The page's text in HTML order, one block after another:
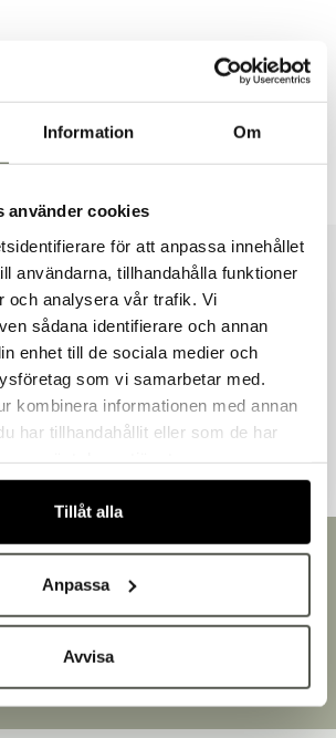
Information Om
använder cookies
för att anpassa innehållet
användarna, tillhandahålla funktioner
och analysera vår trafik. Vi
sådana identifierare och annan
enhet till de sociala medier och
som vi samarbetar med.
kombinera informationen med annan
har tillhandahållit eller som de har
Tillåt alla
Anpassa
Avvisa
Leverans 1–3 dagar
& produktblad
tittade även på
3-5 arbetsdagar.
i Småland
till Bakers!
som företag eller privatperson?
som privatperson